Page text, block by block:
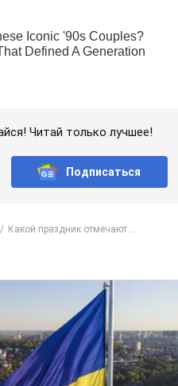
Читай только лучшее!
Подписаться
Какой праздник отмечают...